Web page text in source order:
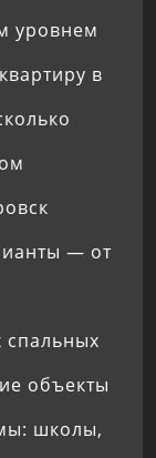
уровнем
в
— от
спальных
объекты
школы,